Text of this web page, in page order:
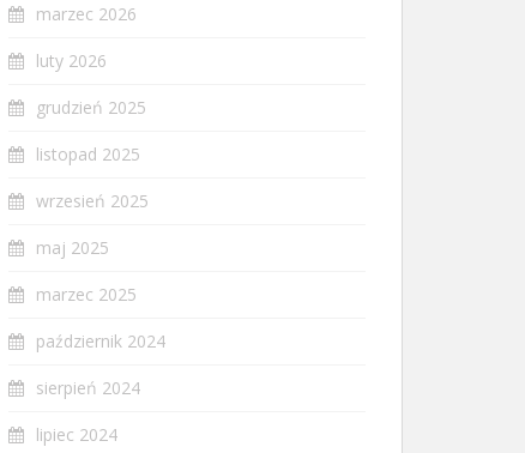
marzec 2026
luty 2026
grudzień 2025
listopad 2025
wrzesień 2025
maj 2025
marzec 2025
październik 2024
sierpień 2024
lipiec 2024